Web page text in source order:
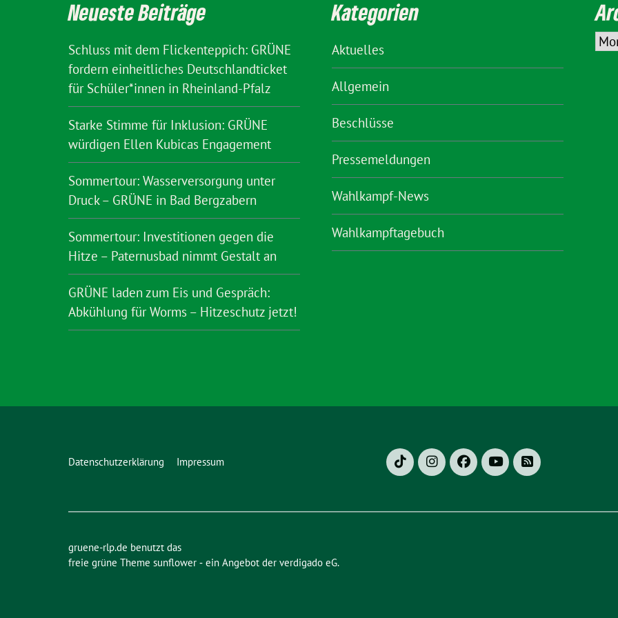
Neueste Beiträge
Schluss mit dem Flickenteppich: GRÜNE
fordern einheitliches Deutschlandticket
für Schüler*innen in Rheinland-Pfalz
Starke Stimme für Inklusion: GRÜNE
würdigen Ellen Kubicas Engagement
Sommertour: Wasserversorgung unter
Druck – GRÜNE in Bad Bergzabern
Sommertour: Investitionen gegen die
Hitze – Paternusbad nimmt Gestalt an
GRÜNE laden zum Eis und Gespräch:
Abkühlung für Worms – Hitzeschutz jetzt!
Kategorien
Aktuelles
Allgemein
Beschlüsse
Pressemeldungen
Wahlkampf-News
Wahlkampftagebuch
Datenschutzerklärung Impressum
gruene-rlp.de benutzt das
freie grüne Theme sunflower ‐ ein Angebot der verdigado eG.